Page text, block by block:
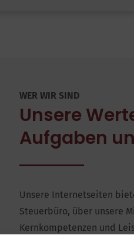
WER WIR SIND
Unsere
Aufgaben
Unsere Internetseiten
Steuerbüro, über unsere
Kernkompetenzen und